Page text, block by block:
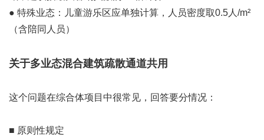
● 特殊业态：儿童游乐区应单独计算，人员密度取0.5人/m²
（含陪同人员）
关于多业态混合建筑疏散通道共用
这个问题在综合体项目中很常见，回答要分情况：
■ 原则性规定